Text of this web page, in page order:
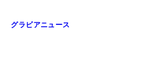
グラビアニュース